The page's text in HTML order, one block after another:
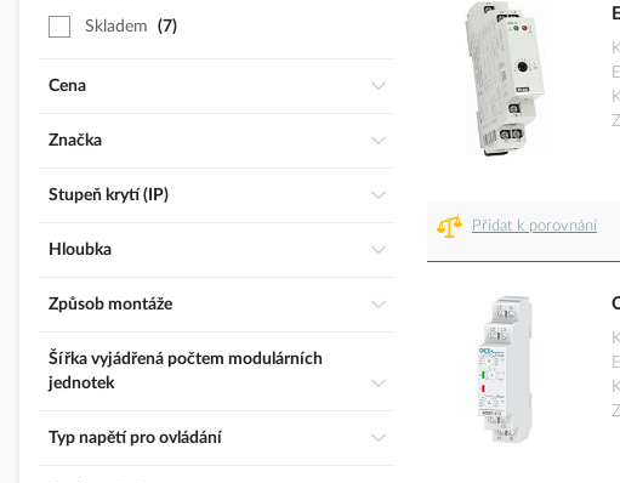
Přidat k porovnání
Skladem 7
Cena
Značka
Stupeň krytí (IP)
Hloubka
Způsob montáže
Šířka vyjádřená počtem modulárních
jednotek
Typ napětí pro ovládání